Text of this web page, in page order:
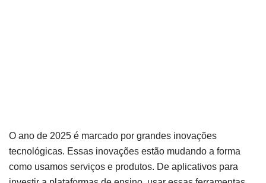
O ano de 2025 é marcado por grandes inovações
tecnológicas. Essas inovações estão mudando a forma
como usamos serviços e produtos. De aplicativos para